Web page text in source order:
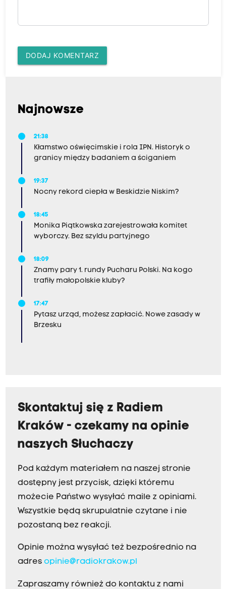
DODAJ KOMENTARZ
Najnowsze
21:38
Kłamstwo oświęcimskie i rola IPN. Historyk o
granicy między badaniem a ściganiem
19:37
Nocny rekord ciepła w Beskidzie Niskim?
18:45
Monika Piątkowska zarejestrowała komitet
wyborczy. Bez szyldu partyjnego
18:09
Znamy pary 1. rundy Pucharu Polski. Na kogo
trafiły małopolskie kluby?
17:47
Pytasz urząd, możesz zapłacić. Nowe zasady w
Brzesku
Skontaktuj się z Radiem
Kraków - czekamy na opinie
naszych Słuchaczy
Pod każdym materiałem na naszej stronie
dostępny jest przycisk, dzięki któremu
możecie Państwo wysyłać maile z opiniami.
Wszystkie będą skrupulatnie czytane i nie
pozostaną bez reakcji.
Opinie można wysyłać też bezpośrednio na
adres opinie@radiokrakow.pl
Zapraszamy również do kontaktu z nami